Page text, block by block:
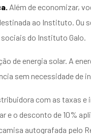
Além de economizar,
ao Instituto.
do Instituto Galo.
de energia solar. A
sem necessidade de
com as taxas
e o desconto de 10%
autografada pelo